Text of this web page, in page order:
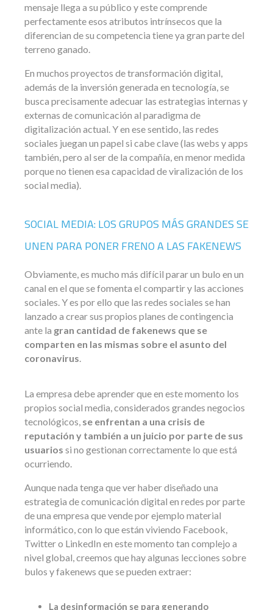
mensaje llega a su público y este comprende
perfectamente esos atributos intrínsecos que la
diferencian de su competencia tiene ya gran parte del
terreno ganado.
En muchos proyectos de transformación digital,
además de la inversión generada en tecnología, se
busca precisamente adecuar las estrategias internas y
externas de comunicación al paradigma de
digitalización actual. Y en ese sentido, las redes
sociales juegan un papel si cabe clave (las webs y apps
también, pero al ser de la compañía, en menor medida
porque no tienen esa capacidad de viralización de los
social media).
SOCIAL MEDIA: LOS GRUPOS MÁS GRANDES SE
UNEN PARA PONER FRENO A LAS FAKENEWS
Obviamente, es mucho más difícil parar un bulo en un
canal en el que se fomenta el compartir y las acciones
sociales. Y es por ello que las redes sociales se han
lanzado a crear sus propios planes de contingencia
ante la gran cantidad de fakenews que se
comparten en las mismas sobre el asunto del
coronavirus.
La empresa debe aprender que en este momento los
propios social media, considerados grandes negocios
tecnológicos, se enfrentan a una crisis de
reputación y también a un juicio por parte de sus
usuarios si no gestionan correctamente lo que está
ocurriendo.
Aunque nada tenga que ver haber diseñado una
estrategia de comunicación digital en redes por parte
de una empresa que vende por ejemplo material
informático, con lo que están viviendo Facebook,
Twitter o LinkedIn en este momento tan complejo a
nivel global, creemos que hay algunas lecciones sobre
bulos y fakenews que se pueden extraer:
La desinformación se para generando